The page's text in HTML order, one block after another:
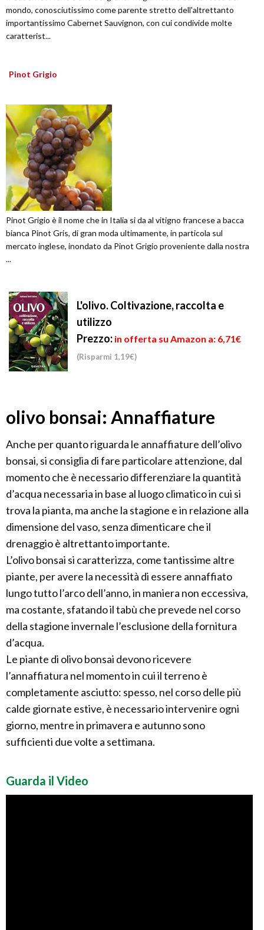
mondo, conosciutissimo come parente stretto dell'altrettanto
importantissimo Cabernet Sauvignon, con cui condivide molte
caratterist...
Pinot Grigio
Pinot Grigio è il nome che in Italia si da al vitigno francese a bacca
bianca Pinot Gris, di gran moda ultimamente, in particola sul
mercato inglese, inondato da Pinot Grigio proveniente dalla nostra
...
L'olivo. Coltivazione, raccolta e
utilizzo
Prezzo: in offerta su Amazon a: 6,71€
(Risparmi 1,19€)
olivo bonsai: Annaffiature
Anche per quanto riguarda le annaffiature dell’olivo
bonsai, si consiglia di fare particolare attenzione, dal
momento che è necessario differenziare la quantità
d’acqua necessaria in base al luogo climatico in cui si
trova la pianta, ma anche la stagione e in relazione alla
dimensione del vaso, senza dimenticare che il
drenaggio è altrettanto importante.
L’olivo bonsai si caratterizza, come tantissime altre
piante, per avere la necessità di essere annaffiato
lungo tutto l’arco dell’anno, in maniera non eccessiva,
ma costante, sfatando il tabù che prevede nel corso
della stagione invernale l’esclusione della fornitura
d’acqua.
Le piante di olivo bonsai devono ricevere
l’annaffiatura nel momento in cui il terreno è
completamente asciutto: spesso, nel corso delle più
calde giornate estive, è necessario intervenire ogni
giorno, mentre in primavera e autunno sono
sufficienti due volte a settimana.
Guarda il Video